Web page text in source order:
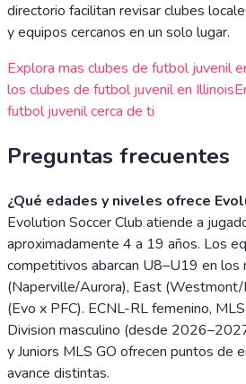
directorio facilitan revisar clubes
y equipos cercanos en un solo lugar.
Explora mas clubes de futbol juvenil
los clubes de futbol juvenil en Illinois
futbol juvenil cerca de ti
Preguntas frecuentes
¿Qué edades y niveles ofrece
Evolution Soccer Club atiende a
aproximadamente 4 a 19 años. Los
competitivos abarcan U8–U19 en los
(Naperville/Aurora), East (Westmont/
(Evo x PFC). ECNL-RL femenino,
Division masculino (desde
y Juniors MLS GO ofrecen puntos de
avance distintas.